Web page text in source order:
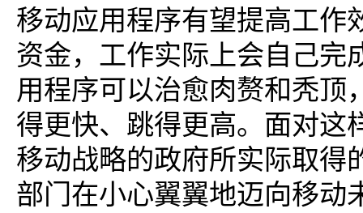
移动应用程序有望提高工作
资金，工作实际上会自己完
用程序可以治愈肉赘和秃顶
得更快、跳得更高。面对这
移动战略的政府所实际取得
部门在小心翼翼地迈向移动